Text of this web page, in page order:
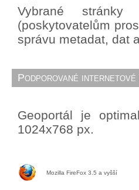
Vybrané stránky
(poskytovatelům
správu metadat, dat
Podporované
Geoportál je
1024x768 px.
Mozilla FireFox 3.5 a vyšší